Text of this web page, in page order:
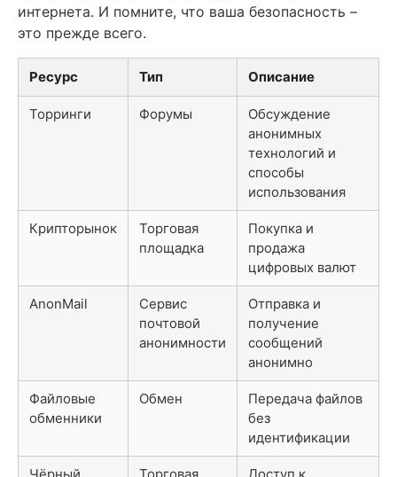
интернета. И помните, что ваша безопасность –
это прежде всего.
Ресурс Тип Описание
Торринги Форумы
Обсуждение
анонимных
технологий и
способы
использования
Крипторынок
Торговая
площадка
Покупка и
продажа
цифровых валют
AnonMail
Сервис
почтовой
анонимности
Отправка и
получение
сообщений
анонимно
Файловые
обменники
Обмен
Передача файлов
без
идентификации